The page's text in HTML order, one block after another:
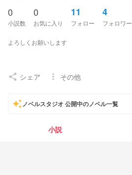
0
小説数
0
お気に入り
11
フォロー
4
フォロワー
よろしくお願いします
share シェア more_vert その他
auto_awesomeノベルスタジオ 公開中のノベル一覧
小説